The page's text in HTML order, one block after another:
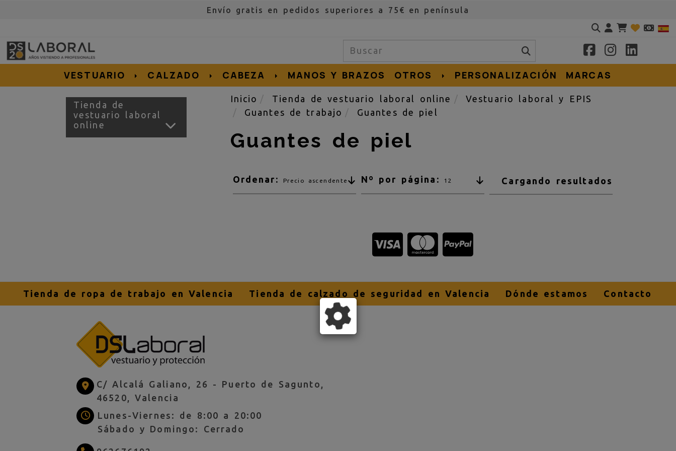
Envío gratis en pedidos superiores a 75€ en península
Identifícate
VESTUARIO CALZADO CABEZA MANOS Y BRAZOS OTROS PERSONALIZACIÓN MARCAS
Tienda de
vestuario laboral
online
Inicio Tienda de vestuario laboral online
Vestuario laboral y EPIS
Guantes de trabajo
Guantes de piel
Guantes de piel
Ordenar: Precio ascendente Nº por página: 12 Cargando resultados
Tienda de ropa de trabajo en Valencia Tienda de calzado de seguridad en Valencia Dónde estamos Contacto
C/ Alcalá Galiano, 26 - Puerto de Sagunto,
46520, Valencia
Lunes-Viernes: de 8:00 a 20:00
Sábado y Domingo: Cerrado